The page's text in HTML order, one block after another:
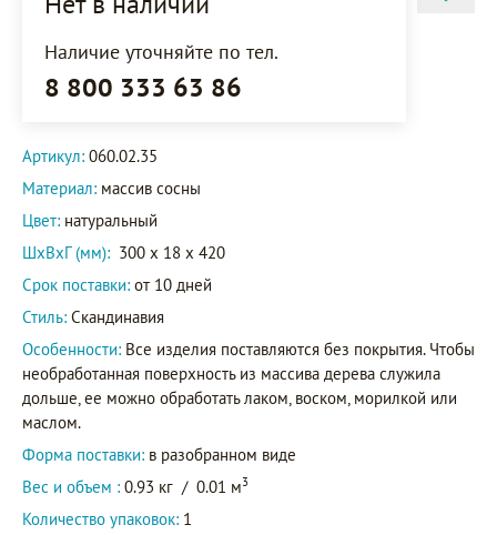
Наличие уточняйте по тел.
8 800 333 63 86
Артикул: 060.02.35
Материал: массив сосны
Цвет: натуральный
ШxВxГ (мм): 300 x 18 x 420
Срок поставки: от 10 дней
Стиль: Скандинавия
Особенности: Все изделия поставляются без покрытия. Чтобы
необработанная поверхность из массива дерева служила
дольше, ее можно обработать лаком, воском, морилкой или
маслом.
Форма поставки: в разобранном виде
Вес и объем : 0.93 кг / 0.01 м3
Количество упаковок: 1